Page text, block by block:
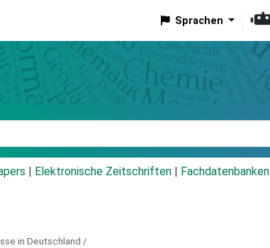
Sprachen
Elektronische Zeitschriften Fachdatenbanken
in Deutschland /